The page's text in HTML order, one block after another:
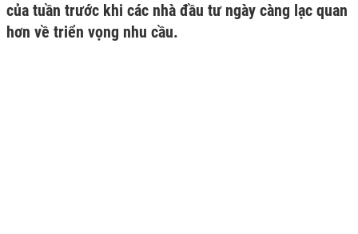
của tuần trước khi các nhà đầu tư ngày càng lạc quan
hơn về triển vọng nhu cầu.